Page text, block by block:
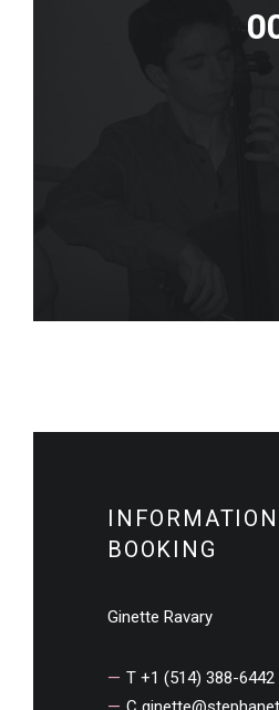
BOOKING
Ginette Ravary
T +1 (514) 388-6442